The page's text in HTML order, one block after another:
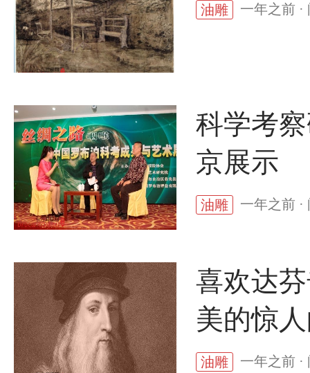
油雕 一年之前 ·
科学考
京展示
油雕 一年之前 ·
喜欢达
美的惊
油雕 一年之前 ·